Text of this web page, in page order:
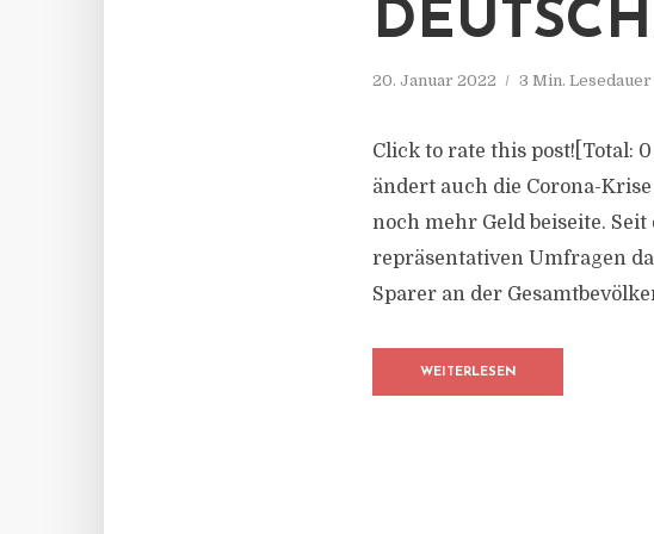
20. Januar 2022 3 Min. Lesedauer
Click to rate this post![Total:
ändert auch die Corona-
noch mehr Geld beiseite.
repräsentativen Umfragen
Sparer an der
WEITERLESEN